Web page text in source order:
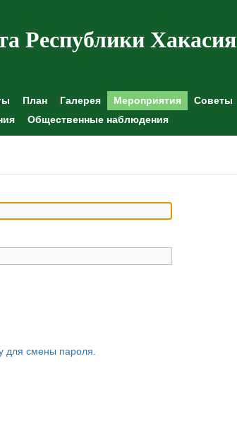
Республики Хакасия
План Галерея Мероприятия Советы
Общественные наблюдения
для смены пароля.